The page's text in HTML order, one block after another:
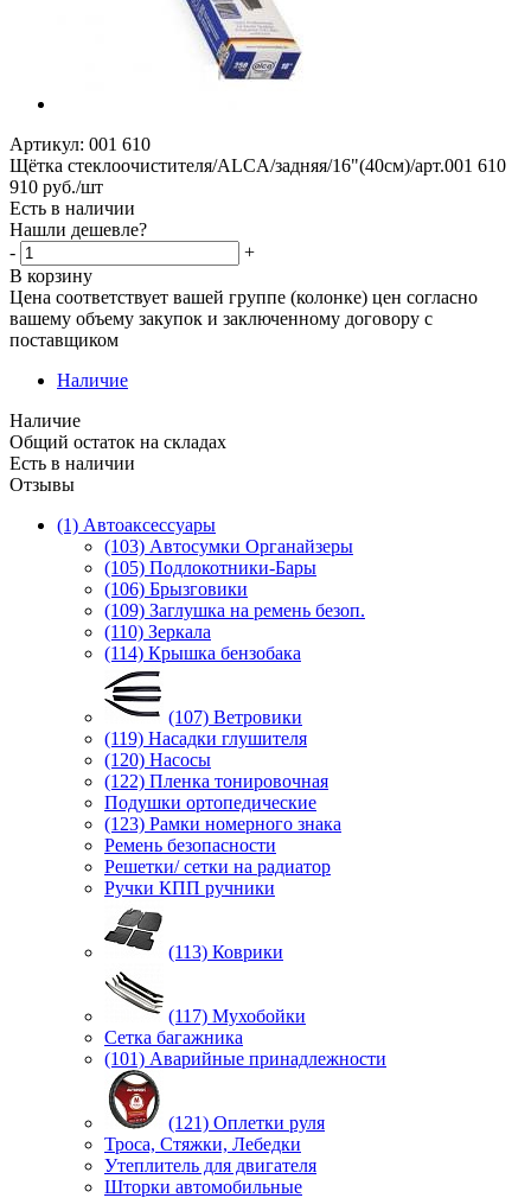
Артикул: 001 610
Щётка стеклоочистителя/ALCA/задняя/16"(40см)/арт.001 610
910 руб./шт
Есть в наличии
Нашли дешевле?
-
+
В корзину
Цена соответствует вашей группе (колонке) цен согласно
вашему объему закупок и заключенному договору с
поставщиком
Наличие
Наличие
Общий остаток на складах
Есть в наличии
Отзывы
(1) Автоаксессуары
(103) Автосумки Органайзеры
(105) Подлокотники-Бары
(106) Брызговики
(109) Заглушка на ремень безоп.
(110) Зеркала
(114) Крышка бензобака
(107) Ветровики
(119) Насадки глушителя
(120) Насосы
(122) Пленка тонировочная
Подушки ортопедические
(123) Рамки номерного знака
Ремень безопасности
Решетки/ сетки на радиатор
Ручки КПП ручники
(113) Коврики
(117) Мухобойки
Сетка багажника
(101) Аварийные принадлежности
(121) Оплетки руля
Троса, Стяжки, Лебедки
Утеплитель для двигателя
Шторки автомобильные